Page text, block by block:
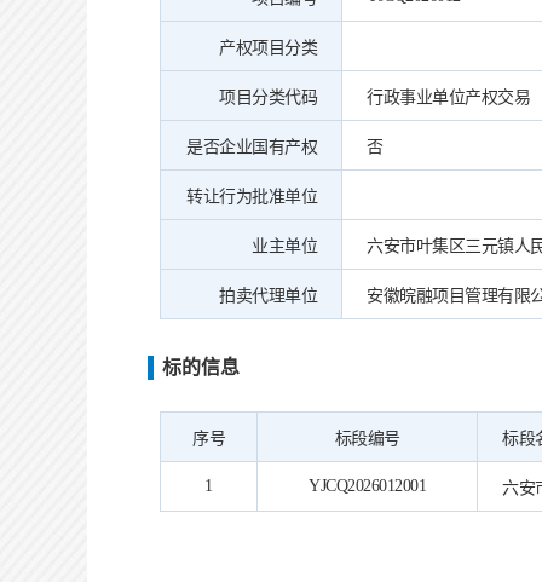
产权项目分类
项目分类代码 行政事业单位产权交易
是否企业国有产权 否
转让行为批准单位
业主单位 六安市叶集区三元镇人
拍卖代理单位 安徽皖融项目管理有限
标的信息
序号 标段编号 标段
1 YJCQ2026012001 六安